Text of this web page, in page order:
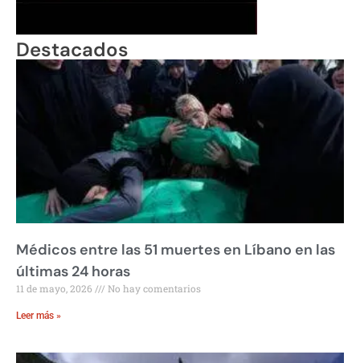
Destacados
Médicos entre las 51 muertes en Líbano en las
últimas 24 horas
11 de mayo, 2026 No hay comentarios
Leer más »